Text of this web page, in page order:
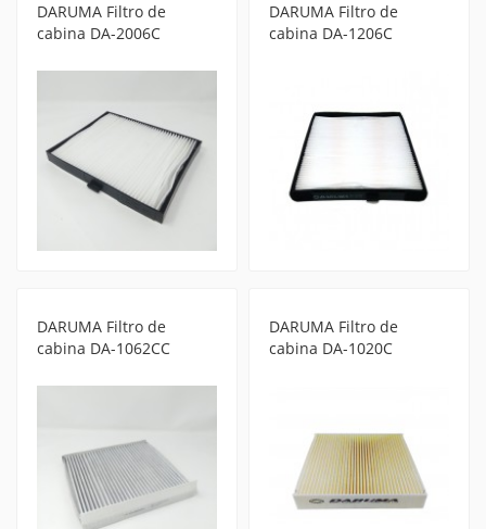
DARUMA Filtro de
cabina DA-2006C
DARUMA Filtro de
cabina DA-1206C
DARUMA Filtro de
cabina DA-1062CC
DARUMA Filtro de
cabina DA-1020C